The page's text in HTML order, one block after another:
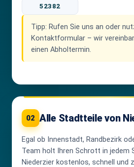
52382
Tipp: Rufen Sie uns an oder
Kontaktformular – wir
einen Abholtermin.
02 Alle Stadtteile von
Egal ob Innenstadt, Randbezirk
Team holt Ihren Schrott in jedem
Niederzier kostenlos, schnell und